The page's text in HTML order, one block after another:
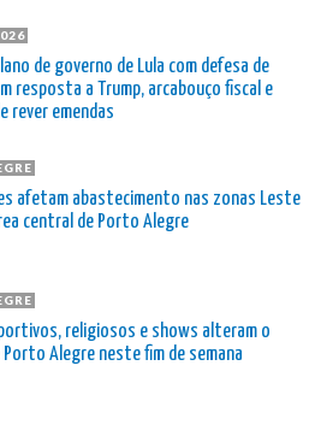
de governo de Lula com defesa de
resposta a Trump, arcabouço fiscal e
rever emendas
afetam abastecimento nas zonas Leste
central de Porto Alegre
religiosos e shows alteram o
Alegre neste fim de semana